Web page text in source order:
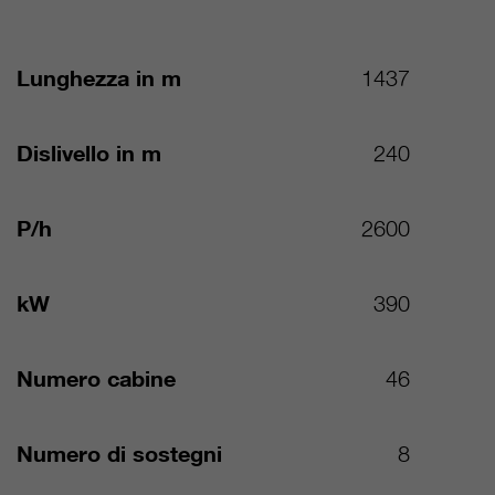
Lunghezza in m 1437
Dislivello in m 240
P/h 2600
kW 390
Numero cabine 46
Numero di sostegni 8